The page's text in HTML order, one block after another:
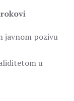
javnom pozivu
u